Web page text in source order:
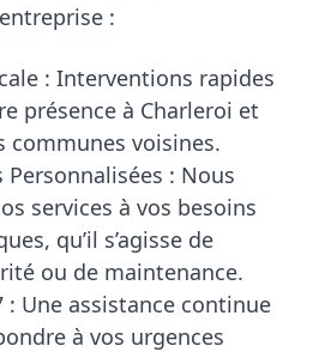
entreprise :
: Interventions rapides
présence à Charleroi et
communes voisines.
Personnalisées : Nous
services à vos besoins
qu’il s’agisse de
ou de maintenance.
: Une assistance continue
à vos urgences